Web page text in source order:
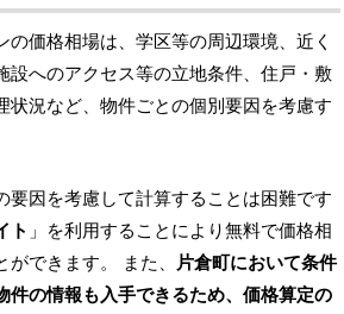
の価格相場は、学区等の周辺環境、近く
設へのアクセス等の立地条件、住戸・敷
状況など、物件ごとの個別要因を考慮す
要因を考慮して計算することは困難です
ト 」を利用することにより無料で価格相
できます。 また、 片倉町において条件
件の情報も入手できるため、価格算定の